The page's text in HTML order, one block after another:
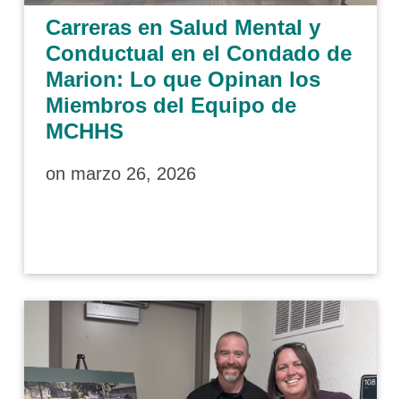
Carreras en Salud Mental y
Conductual en el Condado de
Marion: Lo que Opinan los
Miembros del Equipo de
MCHHS
on marzo 26, 2026